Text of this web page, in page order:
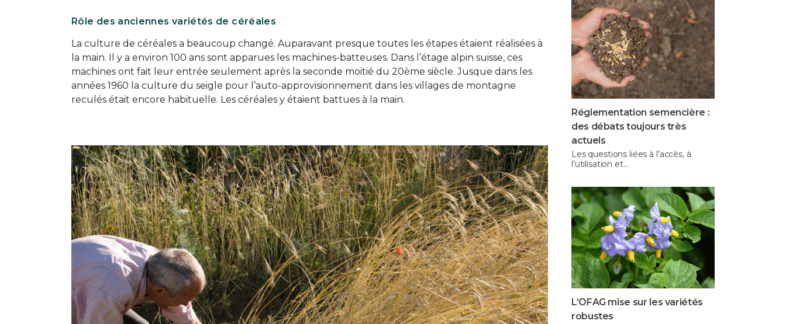
Rôle des anciennes variétés de céréales
La culture de céréales a beaucoup changé. Auparavant presque toutes les étapes étaient réalisées à
la main. Il y a environ 100 ans sont apparues les machines-batteuses. Dans l’étage alpin suisse, ces
machines ont fait leur entrée seulement après la seconde moitié du 20ème siècle. Jusque dans les
années 1960 la culture du seigle pour l’auto-approvisionnement dans les villages de montagne
reculés était encore habituelle. Les céréales y étaient battues à la main.
Show larger version
Réglementation semencière :
des débats toujours très
actuels
Les questions liées à l’accès, à
l’utilisation et…
L’OFAG mise sur les variétés
robustes